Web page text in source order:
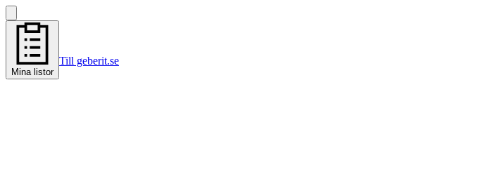
Mina listor
Till geberit.se